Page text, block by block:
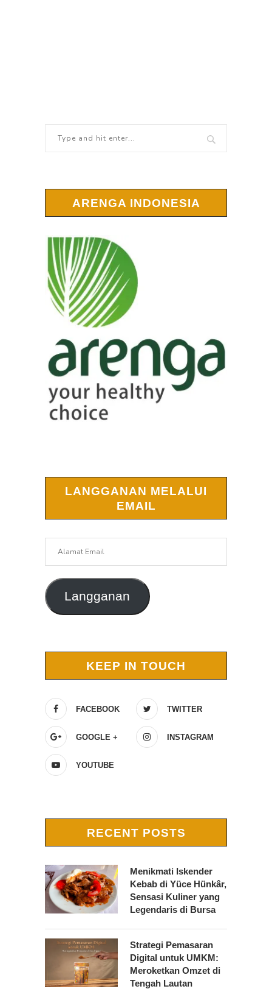
ARENGA INDONESIA
LANGGANAN MELALUI
EMAIL
Langganan
KEEP IN TOUCH
FACEBOOK TWITTER
GOOGLE + INSTAGRAM
YOUTUBE
RECENT POSTS
Menikmati Iskender
Kebab di Yüce Hünkâr,
Sensasi Kuliner yang
Legendaris di Bursa
Strategi Pemasaran
Digital untuk UMKM:
Meroketkan Omzet di
Tengah Lautan